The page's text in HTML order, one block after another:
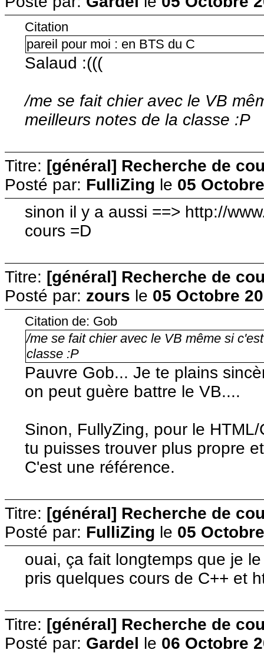
Citation
pareil pour moi : en BTS du C
Salaud :(((
/me se fait chier avec le VB
meilleurs notes de la classe :P
Titre: [général] Recherche de
Posté par: FulliZing le 05
sinon il y a aussi ==> http://
cours =D
Titre: [général] Recherche de
Posté par: zours le 05 Octobre
Citation de: Gob
/me se fait chier avec le VB même si
classe :P
Pauvre Gob... Je te plains
on peut guère battre le VB....
Sinon, FullyZing, pour le
tu puisses trouver plus propre
C'est une référence.
Titre: [général] Recherche de
Posté par: FulliZing le 05
ouai, ça fait longtemps que je
pris quelques cours de C++ et
Titre: [général] Recherche de
Posté par: Gardel le 06 Octobre